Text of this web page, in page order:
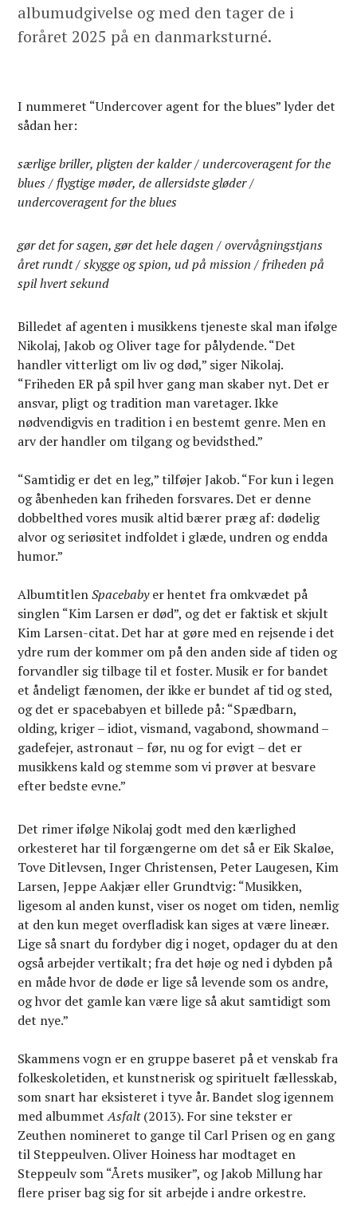
albumudgivelse og med den tager de i
foråret 2025 på en danmarksturné.
I nummeret “Undercover agent for the blues” lyder det
sådan her:
særlige briller, pligten der kalder / undercoveragent for the
blues / flygtige møder, de allersidste gløder /
undercoveragent for the blues
gør det for sagen, gør det hele dagen / overvågningstjans
året rundt / skygge og spion, ud på mission / friheden på
spil hvert sekund
Billedet af agenten i musikkens tjeneste skal man ifølge
Nikolaj, Jakob og Oliver tage for pålydende. “Det
handler vitterligt om liv og død,” siger Nikolaj.
“Friheden ER på spil hver gang man skaber nyt. Det er
ansvar, pligt og tradition man varetager. Ikke
nødvendigvis en tradition i en bestemt genre. Men en
arv der handler om tilgang og bevidsthed.”
“Samtidig er det en leg,” tilføjer Jakob. “For kun i legen
og åbenheden kan friheden forsvares. Det er denne
dobbelthed vores musik altid bærer præg af: dødelig
alvor og seriøsitet indfoldet i glæde, undren og endda
humor.”
AlbumtitlenSpacebabyer hentet fra omkvædet på
singlen “Kim Larsen er død”, og det er faktisk et skjult
Kim Larsen-citat. Det har at gøre med en rejsende i det
ydre rum der kommer om på den anden side af tiden og
forvandler sig tilbage til et foster. Musik er for bandet
et åndeligt fænomen, der ikke er bundet af tid og sted,
og det er spacebabyen et billede på: “Spædbarn,
olding, kriger – idiot, vismand, vagabond, showmand –
gadefejer, astronaut – før, nu og for evigt – det er
musikkens kald og stemme som vi prøver at besvare
efter bedste evne.”
Det rimer ifølge Nikolaj godt med den kærlighed
orkesteret har til forgængerne om det så er Eik Skaløe,
Tove Ditlevsen, Inger Christensen, Peter Laugesen, Kim
Larsen, Jeppe Aakjær eller Grundtvig: “Musikken,
ligesom al anden kunst, viser os noget om tiden, nemlig
at den kun meget overfladisk kan siges at være lineær.
Lige så snart du fordyber dig i noget, opdager du at den
også arbejder vertikalt; fra det høje og ned i dybden på
en måde hvor de døde er lige så levende som os andre,
og hvor det gamle kan være lige så akut samtidigt som
det nye.”
Skammens vogn er en gruppe baseret på et venskab fra
folkeskoletiden, et kunstnerisk og spirituelt fællesskab,
som snart har eksisteret i tyve år. Bandet slog igennem
med albummetAsfalt(2013). For sine tekster er
Zeuthen nomineret to gange til Carl Prisen og en gang
til Steppeulven. Oliver Hoiness har modtaget en
Steppeulv som “Årets musiker”, og Jakob Millung har
flere priser bag sig for sit arbejde i andre orkestre.